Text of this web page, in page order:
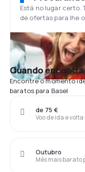
Está no lugar certo.
de ofertas para lhe
Quando
Encontre o momento
baratos para Basel
Voo de ida e
de 75 €
Mês mais barato
Outubro